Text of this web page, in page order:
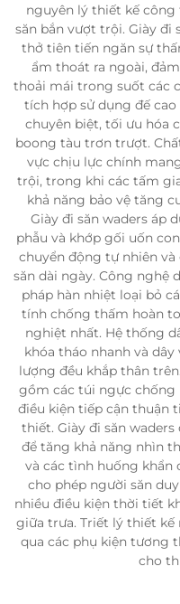
nguyên lý thiết kế
săn bắn vượt trội. Giày đi
thở tiên tiến ngăn sự
ẩm thoát ra ngoài,
thoải mái trong suốt các
tích hợp sử dụng đế
chuyên biệt, tối ưu hóa
boong tàu trơn trượt.
vực chịu lực chính
trội, trong khi các tấm
khả năng bảo vệ tăng
Giày đi săn waders áp
phẫu và khớp gối uốn
chuyển động tự nhiên
săn dài ngày. Công nghệ
pháp hàn nhiệt loại bỏ
tính chống thấm hoàn
nghiệt nhất. Hệ thống
khóa tháo nhanh và
lượng đều khắp thân
gồm các túi ngực chống
điều kiện tiếp cận thuận
thiết. Giày đi săn
để tăng khả năng nhìn
và các tình huống khẩn
cho phép người săn
nhiều điều kiện thời tiết
giữa trưa. Triết lý thiết
qua các phụ kiện tương
cho